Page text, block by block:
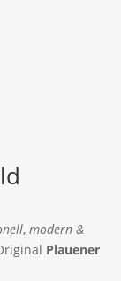
, modern &
Plauener